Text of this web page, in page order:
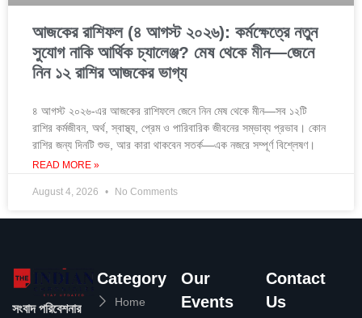
আজকের রাশিফল (৪ আগস্ট ২০২৬): কর্মক্ষেত্রে নতুন
সুযোগ নাকি আর্থিক চ্যালেঞ্জ? মেষ থেকে মীন—জেনে
নিন ১২ রাশির আজকের ভাগ্য
৪ আগস্ট ২০২৬-এর আজকের রাশিফলে জেনে নিন মেষ থেকে মীন—সব ১২টি
রাশির কর্মজীবন, অর্থ, স্বাস্থ্য, প্রেম ও পারিবারিক জীবনের সম্ভাব্য প্রভাব। কোন
রাশির জন্য দিনটি শুভ, আর কারা থাকবেন সতর্ক—এক নজরে সম্পূর্ণ বিশ্লেষণ।
READ MORE »
August 4, 2026 No Comments
সংবাদ পরিবেশনার
Category
Home
Our
Events
Contact
Us